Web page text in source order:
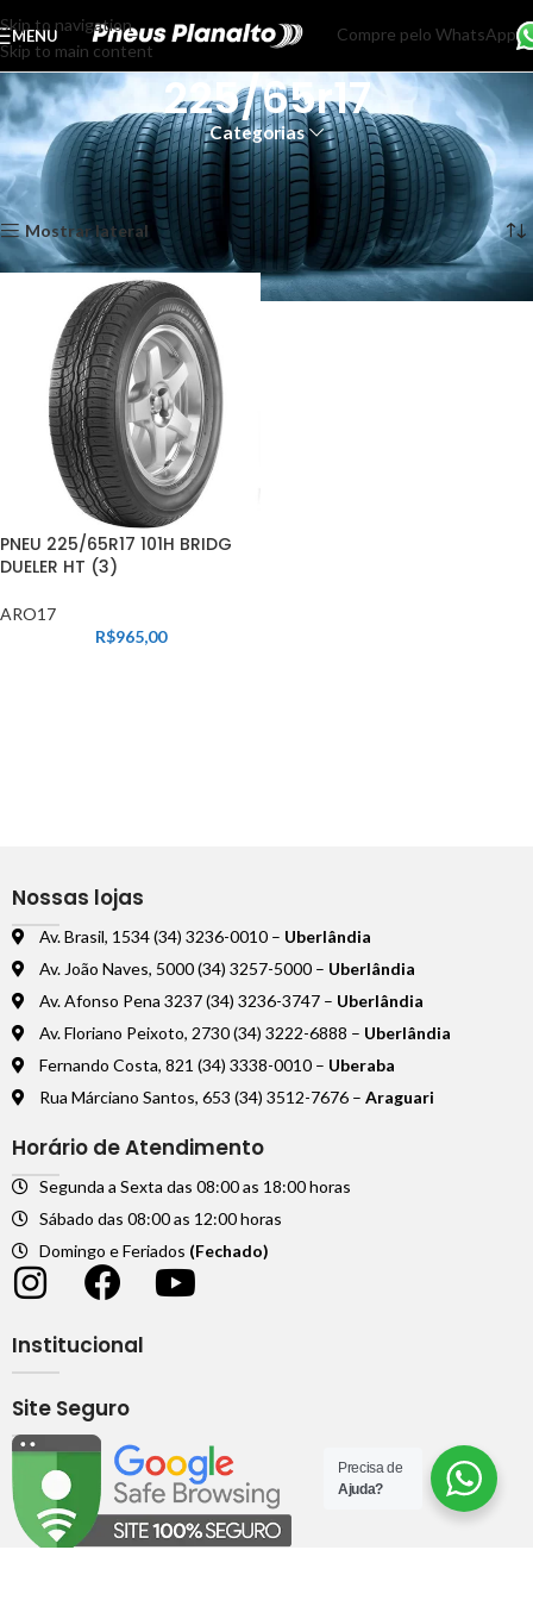
Skip to navigation
Skip to main content
MENU Compre pelo WhatsApp
225/65r17
Categorias
Início Produtos marcados com a tag “225/65r17”
Exibindo um único resultado
Mostrar lateral
PNEU 225/65R17 101H BRIDG
DUELER HT (3)
ARO17
R$965,00
Nossas lojas
Av. Brasil, 1534 (34) 3236-0010 – Uberlândia
Av. João Naves, 5000 (34) 3257-5000 – Uberlândia
Av. Afonso Pena 3237 (34) 3236-3747 – Uberlândia
Av. Floriano Peixoto, 2730 (34) 3222-6888 – Uberlândia
Fernando Costa, 821 (34) 3338-0010 – Uberaba
Rua Márciano Santos, 653 (34) 3512-7676 – Araguari
Horário de Atendimento
Segunda a Sexta das 08:00 as 18:00 horas
Sábado das 08:00 as 12:00 horas
Domingo e Feriados (Fechado)
Institucional
Site Seguro
Precisa de
Ajuda?